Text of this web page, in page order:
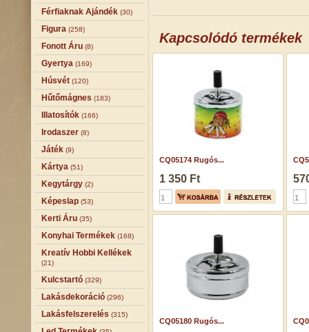
Férfiaknak Ajándék (30)
Figura (258)
Fonott Áru (8)
Gyertya (169)
Húsvét (120)
Hűtőmágnes (183)
Illatosítók (166)
Irodaszer (8)
Játék (9)
Kártya (51)
Kegytárgy (2)
Képeslap (53)
Kerti Áru (35)
Konyhai Termékek (168)
Kreatív Hobbi Kellékek
(21)
Kulcstartó (329)
Lakásdekoráció (296)
Lakásfelszerelés (315)
Kapcsolódó termékek
CQ05174 Rugós...
1 350 Ft
CQ05180 Rugós...